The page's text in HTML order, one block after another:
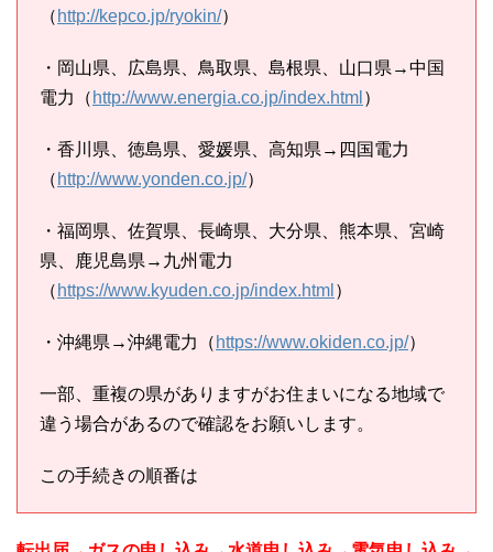
（ http://kepco.jp/ryokin/）
・岡山県、広島県、鳥取県、島根県、山口県→中国
電力（ http://www.energia.co.jp/index.html ）
・香川県、徳島県、愛媛県、高知県→四国電力
（ http://www.yonden.co.jp/）
・福岡県、佐賀県、長崎県、大分県、熊本県、宮崎
県、鹿児島県→九州電力
（ https://www.kyuden.co.jp/index.html ）
・沖縄県→沖縄電力（ https://www.okiden.co.jp/）
一部、重複の県がありますがお住まいになる地域で
違う場合があるので確認をお願いします。
この手続きの順番は